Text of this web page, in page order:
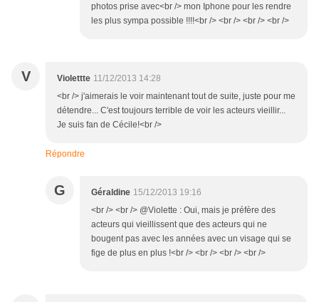
photos prise avec<br /> mon Iphone pour les rendre
les plus sympa possible !!!!<br /> <br /> <br /> <br />
V Violettte 11/12/2013 14:28
<br /> j'aimerais le voir maintenant tout de suite, juste pour me
détendre... C'est toujours terrible de voir les acteurs vieillir...
Je suis fan de Cécile!<br />
Répondre
G Géraldine 15/12/2013 19:16
<br /> <br /> @Violette : Oui, mais je préfère des
acteurs qui vieillissent que des acteurs qui ne
bougent pas avec les années avec un visage qui se
fige de plus en plus !<br /> <br /> <br /> <br />